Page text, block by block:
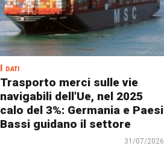
I dati
Trasporto merci sulle vie
navigabili dell'Ue, nel 2025
calo del 3%: Germania e Paesi
Bassi guidano il settore
31/07/2026